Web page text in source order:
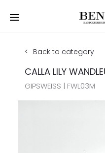
Back to category
CALLA LILY
GIPSWEISS | FWL03M